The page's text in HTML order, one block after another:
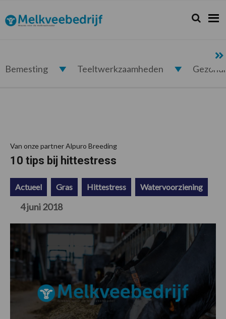
de
hoofdnavigatie
de
hoofd
de
eerste
de
voettekst
Melkveebedrijf.nl Zoeken...
Zoek
Bemesting Teeltwerkzaamheden
Van onze partner Alpuro Breeding
10 tips bij hittestress
Actueel Gras Hittestress Watervoorziening
4 juni 2018